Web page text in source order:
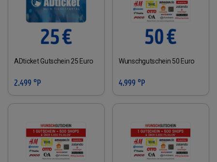
ADticket Gutschein 25 Euro
2.499 °P
Wunschgutschein 50 Euro
4.999 °P